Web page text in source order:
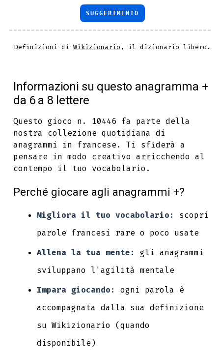
SUGGERIMENTO
Definizioni diWikizionario , il dizionario libero.
Informazioni su questo anagramma +
da 6 a 8 lettere
Questo gioco n. 10446 fa parte della
nostra collezione quotidiana di
anagrammi in francese. Ti sfiderà a
pensare in modo creativo arricchendo al
contempo il tuo vocabolario.
Perché giocare agli anagrammi +?
Migliora il tuo vocabolario:
scopri
parole francesi rare o poco usate
Allena la tua mente:
gli anagrammi
sviluppano l'agilità mentale
Impara giocando:
ogni parola è
accompagnata dalla sua definizione
su Wikizionario (quando
disponibile)